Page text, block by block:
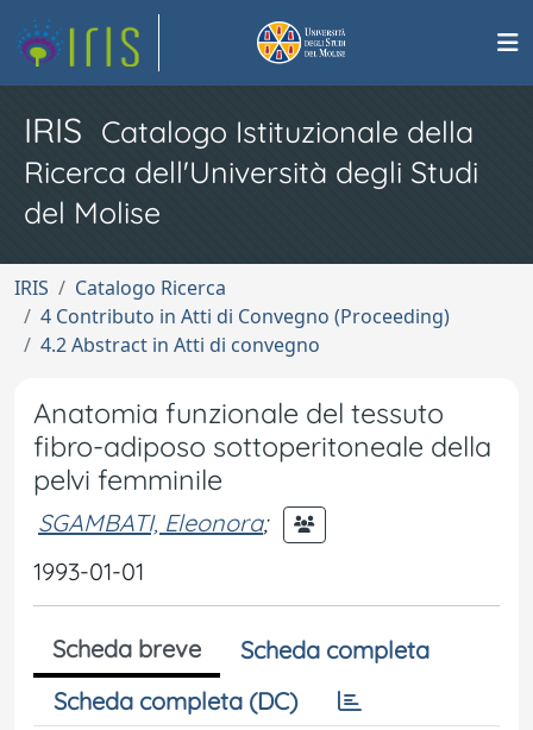
IRIS Catalogo Istituzionale della
Ricerca dell'Università degli Studi
del Molise
IRIS
Catalogo Ricerca
4 Contributo in Atti di Convegno (Proceeding)
4.2 Abstract in Atti di convegno
Anatomia funzionale del tessuto
fibro-adiposo sottoperitoneale della
pelvi femminile
SGAMBATI, Eleonora;
1993-01-01
Scheda breve
Scheda completa
Scheda completa (DC)